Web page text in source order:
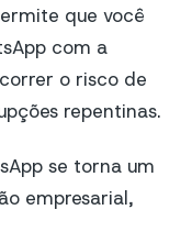
que você
com a
o risco de
repentinas.
se torna um
empresarial,